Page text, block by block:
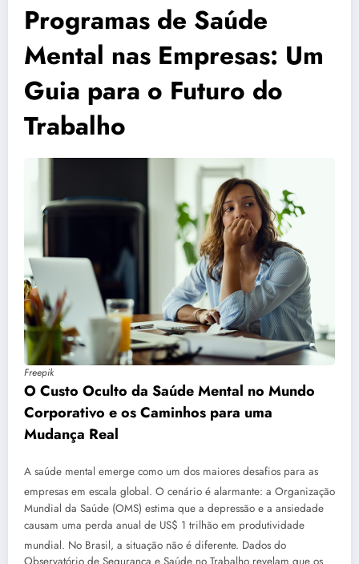
Programas de Saúde
Mental nas Empresas: Um
Guia para o Futuro do
Trabalho
Freepik
O Custo Oculto da Saúde Mental no Mundo
Corporativo e os Caminhos para uma
Mudança Real
A saúde mental emerge como um dos maiores desafios para as
empresas em escala global. O cenário é alarmante: a Organização
Mundial da Saúde (OMS) estima que a depressão e a ansiedade
causam uma perda anual de US$ 1 trilhão em produtividade
mundial. No Brasil, a situação não é diferente. Dados do